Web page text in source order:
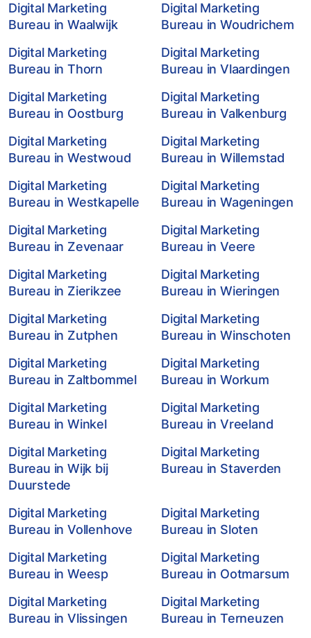
Digital Marketing
Bureau in Waalwijk
Digital Marketing
Bureau in Woudrichem
Digital Marketing
Bureau in Thorn
Digital Marketing
Bureau in Vlaardingen
Digital Marketing
Bureau in Oostburg
Digital Marketing
Bureau in Valkenburg
Digital Marketing
Bureau in Westwoud
Digital Marketing
Bureau in Willemstad
Digital Marketing
Bureau in Westkapelle
Digital Marketing
Bureau in Wageningen
Digital Marketing
Bureau in Zevenaar
Digital Marketing
Bureau in Veere
Digital Marketing
Bureau in Zierikzee
Digital Marketing
Bureau in Wieringen
Digital Marketing
Bureau in Zutphen
Digital Marketing
Bureau in Winschoten
Digital Marketing
Bureau in Zaltbommel
Digital Marketing
Bureau in Workum
Digital Marketing
Bureau in Winkel
Digital Marketing
Bureau in Vreeland
Digital Marketing
Bureau in Wijk bij
Duurstede
Digital Marketing
Bureau in Staverden
Digital Marketing
Bureau in Vollenhove
Digital Marketing
Bureau in Sloten
Digital Marketing
Bureau in Weesp
Digital Marketing
Bureau in Ootmarsum
Digital Marketing
Bureau in Vlissingen
Digital Marketing
Bureau in Terneuzen